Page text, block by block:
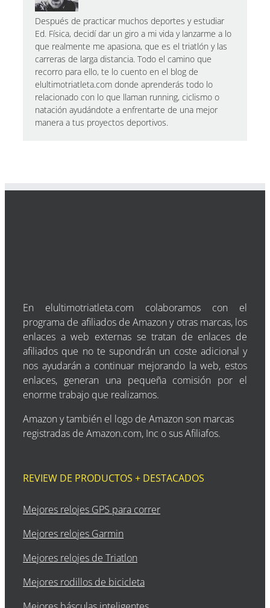
Después de practicar muchos deportes y estudiar
Ed. Física, decidí dar un giro a mi vida y lanzarme a lo
que realmente me apasiona, que es el triatlón y las
carreras de larga distancia. Todo el camino que
recorro para ello, te lo cuento en el blog de
elultimotriatleta.com donde aprenderás todo lo
relacionado con lo que llaman running, ciclismo o
natación ayudándote a enfrentarte de una mejor
manera a tus proyectos deportivos.
En elultimotriatleta.com colaboramos con el
programa de afiliados de Amazon y otras marcas, los
enlaces a web externas se tratan de enlaces de
afiliados que no te supondrán un coste adicional y
nos ayudarán a continuar mejorando la web, estos
enlaces, generan una pequeña comisión por el
enorme trabajo que realizamos.
Amazon y también el logo de Amazon son marcas
registradas de Amazon.com, Inc o sus Afiliafos.
REVIEW DE PRODUCTOS + DESTACADOS
Mejores relojes GPS para correr
Mejores relojes Garmin
Mejores relojes de Triatlon
Mejores rodillos de bicicleta